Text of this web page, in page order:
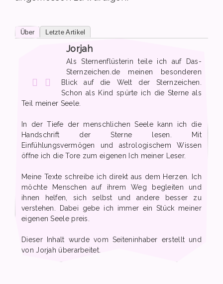
Über Letzte Artikel
Jorjah
Als Sternenflüsterin teile ich auf Das-
Sternzeichen.de meinen besonderen
Blick auf die Welt der Sternzeichen.
Schon als Kind spürte ich die Sterne als
Teil meiner Seele.
In der Tiefe der menschlichen Seele kann ich die
Handschrift der Sterne lesen. Mit
Einfühlungsvermögen und astrologischem Wissen
öffne ich die Tore zum eigenen Ich meiner Leser.
Meine Texte schreibe ich direkt aus dem Herzen. Ich
möchte Menschen auf ihrem Weg begleiten und
ihnen helfen, sich selbst und andere besser zu
verstehen. Dabei gebe ich immer ein Stück meiner
eigenen Seele preis.
Dieser Inhalt wurde vom Seiteninhaber erstellt und
von Jorjah überarbeitet.